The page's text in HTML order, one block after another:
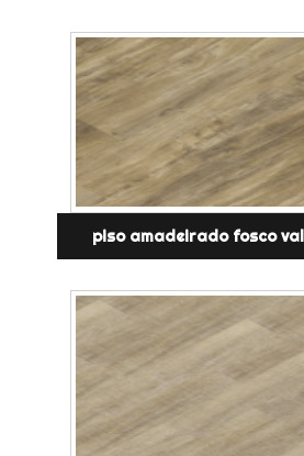
piso amadeirado fosco